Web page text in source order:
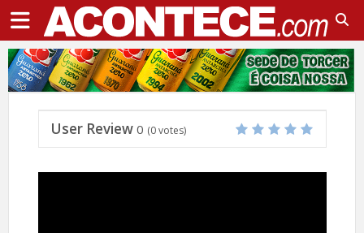
User Review 0 (0votes)